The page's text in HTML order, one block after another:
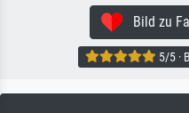
Bild zu
5/5 ·